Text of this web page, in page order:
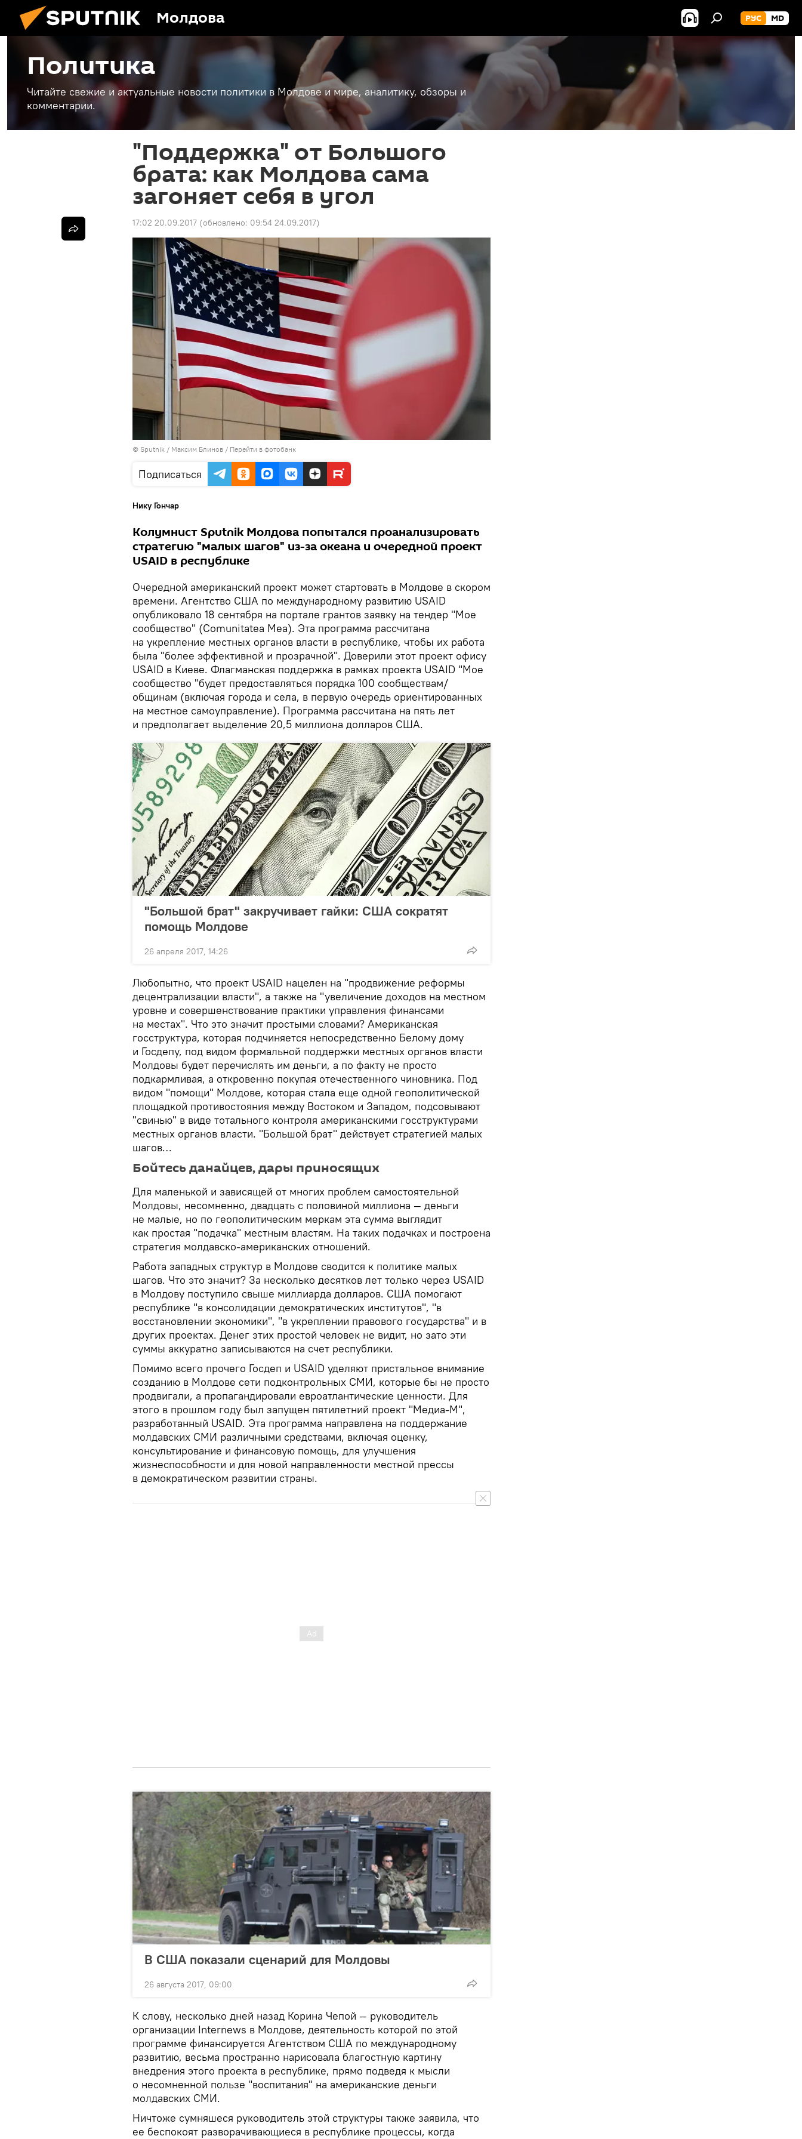
Молдова РУС MD
Политика
Читайте свежие и актуальные новости политики в Молдове и мире, аналитику, обзоры и
комментарии.
"Поддержка" от Большого
брата: как Молдова сама
загоняет себя в угол
17:02 20.09.2017 (обновлено: 09:54 24.09.2017)
© Sputnik / Максим Блинов / Перейти в фотобанк
Подписаться
Нику Гончар
Колумнист Sputnik Молдова попытался проанализировать
стратегию "малых шагов" из-за океана и очередной проект
USAID в республике
Очередной американский проект может стартовать в Молдове в скором
времени. Агентство США по международному развитию USAID
опубликовало 18 сентября на портале грантов заявку на тендер "Мое
сообщество" (Comunitatea Mea). Эта программа рассчитана
на укрепление местных органов власти в республике, чтобы их работа
была "более эффективной и прозрачной". Доверили этот проект офису
USAID в Киеве. Флагманская поддержка в рамках проекта USAID "Мое
сообщество "будет предоставляться порядка 100 сообществам/
общинам (включая города и села, в первую очередь ориентированных
на местное самоуправление). Программа рассчитана на пять лет
и предполагает выделение 20,5 миллиона долларов США.
"Большой брат" закручивает гайки: США сократят
помощь Молдове
26 апреля 2017, 14:26
Любопытно, что проект USAID нацелен на "продвижение реформы
децентрализации власти", а также на "увеличение доходов на местном
уровне и совершенствование практики управления финансами
на местах". Что это значит простыми словами? Американская
госструктура, которая подчиняется непосредственно Белому дому
и Госдепу, под видом формальной поддержки местных органов власти
Молдовы будет перечислять им деньги, а по факту не просто
подкармливая, а откровенно покупая отечественного чиновника. Под
видом "помощи" Молдове, которая стала еще одной геополитической
площадкой противостояния между Востоком и Западом, подсовывают
"свинью" в виде тотального контроля американскими госструктурами
местных органов власти. "Большой брат" действует стратегией малых
шагов…
Бойтесь данайцев, дары приносящих
Для маленькой и зависящей от многих проблем самостоятельной
Молдовы, несомненно, двадцать с половиной миллиона — деньги
не малые, но по геополитическим меркам эта сумма выглядит
как простая "подачка" местным властям. На таких подачках и построена
стратегия молдавско-американских отношений.
Работа западных структур в Молдове сводится к политике малых
шагов. Что это значит? За несколько десятков лет только через USAID
в Молдову поступило свыше миллиарда долларов. США помогают
республике "в консолидации демократических институтов", "в
восстановлении экономики", "в укреплении правового государства" и в
других проектах. Денег этих простой человек не видит, но зато эти
суммы аккуратно записываются на счет республики.
Помимо всего прочего Госдеп и USAID уделяют пристальное внимание
созданию в Молдове сети подконтрольных СМИ, которые бы не просто
продвигали, а пропагандировали евроатлантические ценности. Для
этого в прошлом году был запущен пятилетний проект "Медиа-М",
разработанный USAID. Эта программа направлена на поддержание
молдавских СМИ различными средствами, включая оценку,
консультирование и финансовую помощь, для улучшения
жизнеспособности и для новой направленности местной прессы
в демократическом развитии страны.
В США показали сценарий для Молдовы
26 августа 2017, 09:00
К слову, несколько дней назад Корина Чепой — руководитель
организации Internews в Молдове, деятельность которой по этой
программе финансируется Агентством США по международному
развитию, весьма пространно нарисовала благостную картину
внедрения этого проекта в республике, прямо подведя к мысли
о несомненной пользе "воспитания" на американские деньги
молдавских СМИ.
Ничтоже сумняшеся руководитель этой структуры также заявила, что
ее беспокоят разворачивающиеся в республике процессы, когда